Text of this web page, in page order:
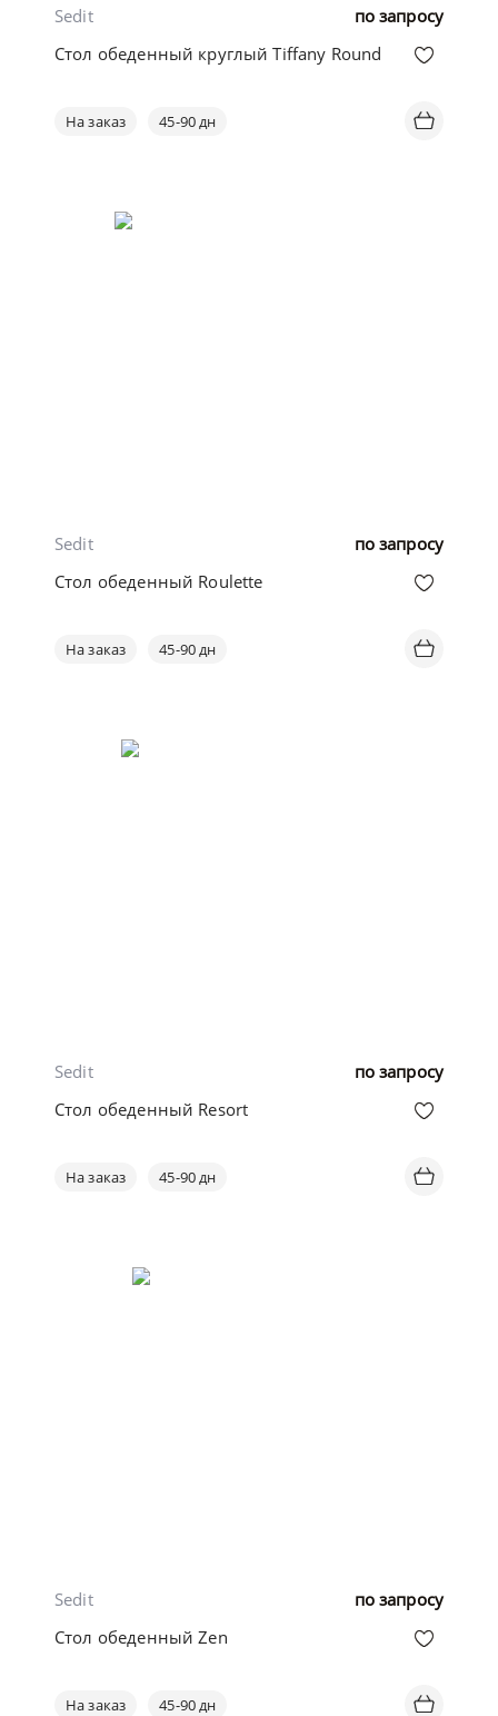
по запросу
Sedit
Стол обеденный круглый Tiffany Round
На заказ 45-90 дн
по запросу
Sedit
Стол обеденный Roulette
На заказ 45-90 дн
по запросу
Sedit
Стол обеденный Resort
На заказ 45-90 дн
по запросу
Sedit
Стол обеденный Zen
На заказ 45-90 дн